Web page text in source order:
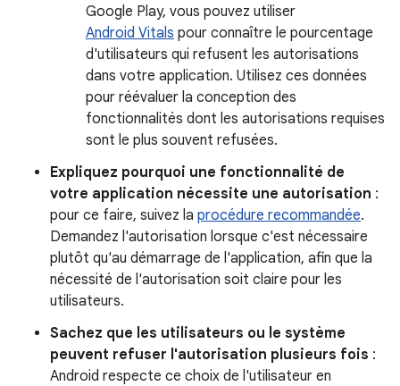
Google Play, vous pouvez utiliser
Android Vitals pour connaître le pourcentage
d'utilisateurs qui refusent les autorisations
dans votre application. Utilisez ces données
pour réévaluer la conception des
fonctionnalités dont les autorisations requises
sont le plus souvent refusées.
Expliquez pourquoi une fonctionnalité de
votre application nécessite une autorisation :
pour ce faire, suivez la procédure recommandée.
Demandez l'autorisation lorsque c'est nécessaire
plutôt qu'au démarrage de l'application, afin que la
nécessité de l'autorisation soit claire pour les
utilisateurs.
Sachez que les utilisateurs ou le système
peuvent refuser l'autorisation plusieurs fois :
Android respecte ce choix de l'utilisateur en